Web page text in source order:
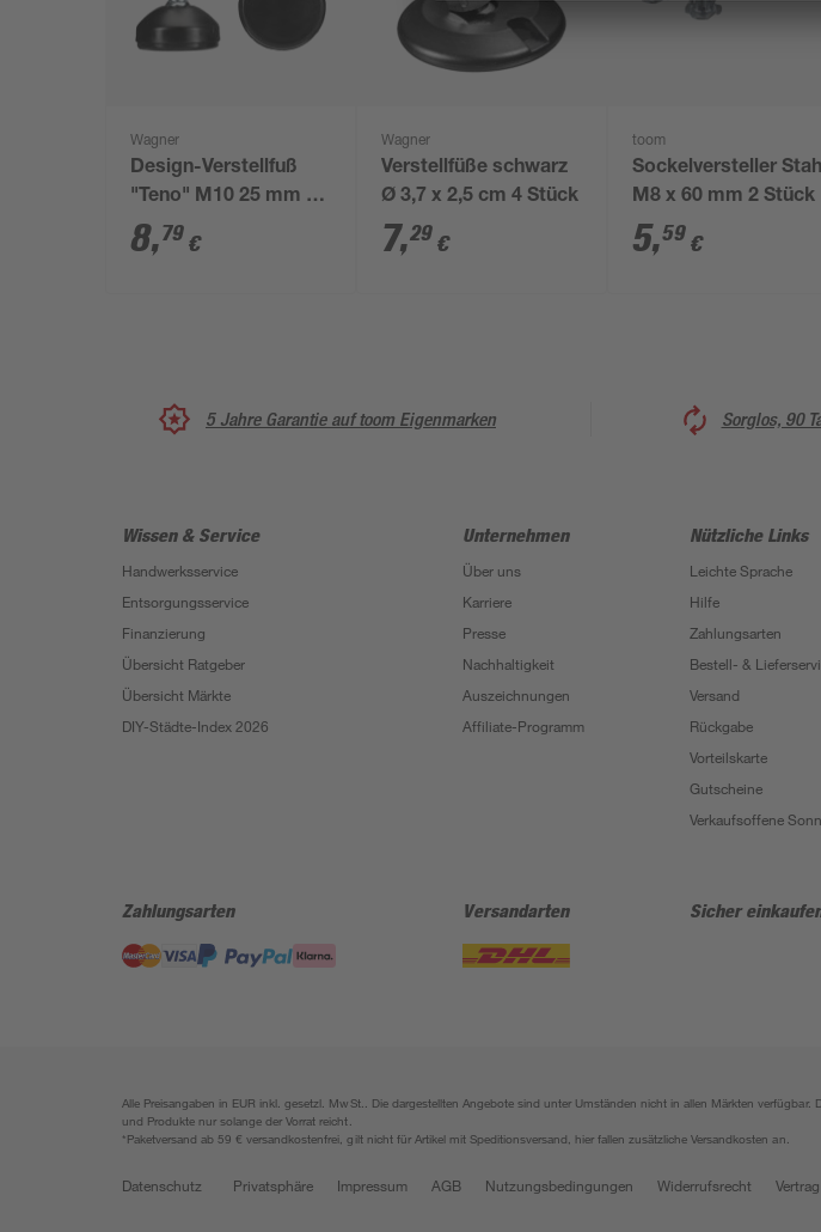
Wagner
Design-Verstellfuß
"Teno" M10 25 mm 4
Stück
8,79 €
Wagner
Verstellfüße schwarz
Ø 3,7 x 2,5 cm 4 Stück
7,29 €
toom
Sockelversteller
M8 x 60 mm 2 Stück
5,59 €
5 Jahre Garantie auf toom Eigenmarken Sorglos, 90
Wissen & Service
Handwerksservice
Entsorgungsservice
Finanzierung
Übersicht Ratgeber
Übersicht Märkte
DIY-Städte-Index 2026
Unternehmen
Über uns
Karriere
Presse
Nachhaltigkeit
Auszeichnungen
Affiliate-Programm
Nützliche Links
Leichte Sprache
Hilfe
Zahlungsarten
Bestell- &
Versand
Rückgabe
Vorteilskarte
Gutscheine
Verkaufsoffene
Zahlungsarten Versandarten Sicher
Alle Preisangaben in EUR inkl. gesetzl. MwSt.. Die dargestellten Angebote sind unter Umständen nicht in allen Märkten
und Produkte nur solange der Vorrat reicht.
*Paketversand ab 59 € versandkostenfrei, gilt nicht für Artikel mit Speditionsversand, hier fallen zusätzliche Versandkosten an.
Datenschutz Privatsphäre Impressum AGB Nutzungsbedingungen Widerrufsrecht